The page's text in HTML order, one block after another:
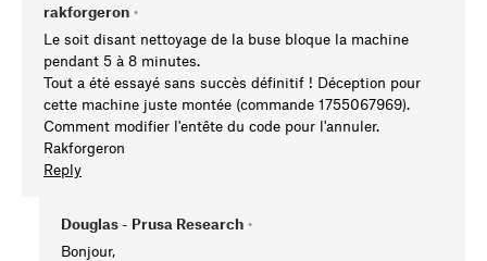
rakforgeron •
Le soit disant nettoyage de la buse bloque la machine
pendant 5 à 8 minutes.
Tout a été essayé sans succès définitif ! Déception pour
cette machine juste montée (commande 1755067969).
Comment modifier l'entête du code pour l'annuler.
Rakforgeron
Reply
Douglas - Prusa Research •
Bonjour,